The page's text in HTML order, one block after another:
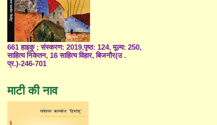
661 हाइकु ; संस्करण: 2019,पृष्ठ: 124, मूल्य: 250,
साहित्य निकेतन, 16 साहित्य विहार, बिजनौर(उ .
प्र.)-246-701
माटी की नाव